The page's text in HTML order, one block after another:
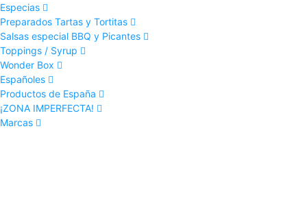
Especias
Preparados Tartas y Tortitas
Salsas especial BBQ y Picantes
Toppings / Syrup
Wonder Box
Españoles
Productos de España
¡ZONA IMPERFECTA!
Marcas